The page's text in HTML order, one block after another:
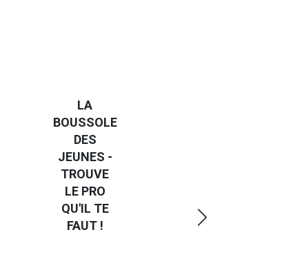
LA
BOUSSOLE
DES
JEUNES -
TROUVE
LE PRO
QU'IL TE
FAUT !